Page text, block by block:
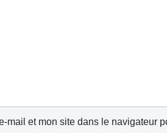
mail et mon site dans le navigateur